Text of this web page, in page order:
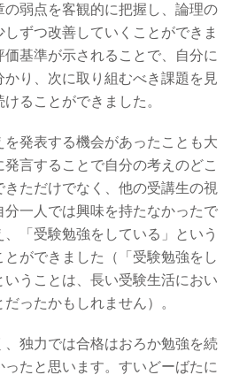
弱点を客観的に把握し、論理の
ずつ改善していくことができま
価基準が示されることで、自分に
り、次に取り組むべき課題を見
ることができました。
発表する機会があったことも大
言することで自分の考えのどこ
ただけでなく、他の受講生の視
分一人では興味を持たなかったで
「受験勉強をしている」という
ができました（「受験勉強をし
うことは、長い受験生活におい
ったかもしれません）。
独力では合格はおろか勉強を続
たと思います。すいどーばたに